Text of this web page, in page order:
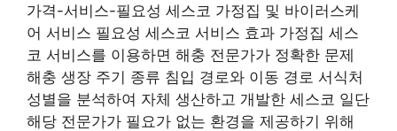
가격-서비스-필요성 세스코 가정집 및 바이러스케
어 서비스 필요성 세스코 서비스 효과 가정집 세스
코 서비스를 이용하면 해충 전문가가 정확한 문제
해충 생장 주기 종류 침입 경로와 이동 경로 서식처
성별을 분석하여 자체 생산하고 개발한 세스코 일단
해당 전문가가 필요가 없는 환경을 제공하기 위해